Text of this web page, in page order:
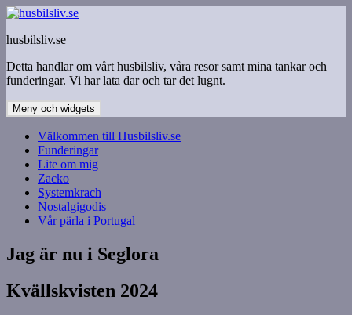
Hoppa
innehåll
husbilsliv.se
Detta handlar om vårt husbilsliv, våra resor samt mina tankar och
funderingar. Vi har lata dar och tar det lugnt.
Meny och widgets
Välkommen till Husbilsliv.se
Funderingar
Lite om mig
Zacko
Systemkrach
Nostalgigodis
Vår pärla i Portugal
Jag är nu i Seglora
Kvällskvisten 2024